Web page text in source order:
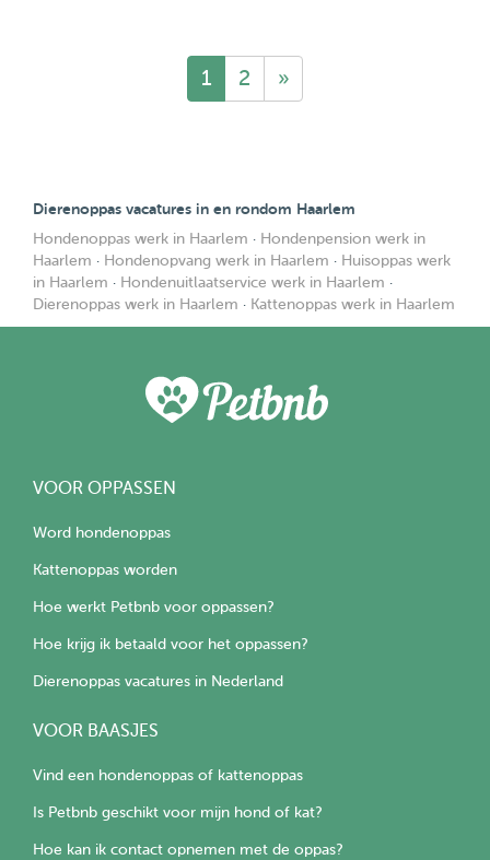
1 2 »
Dierenoppas vacatures in en rondom Haarlem
Hondenoppas werk in Haarlem · Hondenpension werk in
Haarlem · Hondenopvang werk in Haarlem · Huisoppas werk
in Haarlem · Hondenuitlaatservice werk in Haarlem ·
Dierenoppas werk in Haarlem · Kattenoppas werk in Haarlem
VOOR OPPASSEN
Word hondenoppas
Kattenoppas worden
Hoe werkt Petbnb voor oppassen?
Hoe krijg ik betaald voor het oppassen?
Dierenoppas vacatures in Nederland
VOOR BAASJES
Vind een hondenoppas of kattenoppas
Is Petbnb geschikt voor mijn hond of kat?
Hoe kan ik contact opnemen met de oppas?